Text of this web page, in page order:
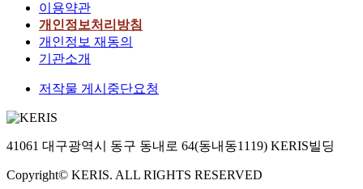
이용약관
개인정보처리방침
개인정보 재동의
기관소개
저작물 게시중단요청
41061 대구광역시 동구 동내로 64(동내동1119) KERIS빌딩
Copyright© KERIS. ALL RIGHTS RESERVED